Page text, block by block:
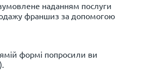
наданням послуги
франшиз за допомогою
формі попросили ви